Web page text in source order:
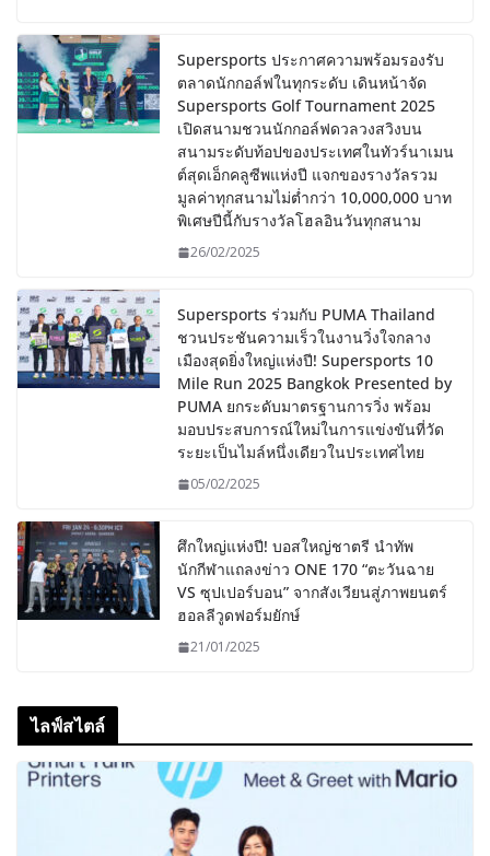
Supersports ประกาศความพร้อมรองรับ
ตลาดนักกอล์ฟในทุกระดับ เดินหน้าจัด
Supersports Golf Tournament 2025
เปิดสนามชวนนักกอล์ฟดวลวงสวิงบน
สนามระดับท้อปของประเทศในทัวร์นาเมน
ต์สุดเอ็กคลูซีพแห่งปี แจกของรางวัลรวม
มูลค่าทุกสนามไม่ต่ำกว่า 10,000,000 บาท
พิเศษปีนี้กับรางวัลโฮลอินวันทุกสนาม
26/02/2025
Supersports ร่วมกับ PUMA Thailand
ชวนประชันความเร็วในงานวิ่งใจกลาง
เมืองสุดยิ่งใหญ่แห่งปี! Supersports 10
Mile Run 2025 Bangkok Presented by
PUMA ยกระดับมาตรฐานการวิ่ง พร้อม
มอบประสบการณ์ใหม่ในการแข่งขันที่วัด
ระยะเป็นไมล์หนึ่งเดียวในประเทศไทย
05/02/2025
ศึกใหญ่แห่งปี! บอสใหญ่ชาตรี นำทัพ
นักกีฬาแถลงข่าว ONE 170 “ตะวันฉาย
VS ซุปเปอร์บอน” จากสังเวียนสู่ภาพยนตร์
ฮอลลีวูดฟอร์มยักษ์
21/01/2025
ไลฟ์สไตล์